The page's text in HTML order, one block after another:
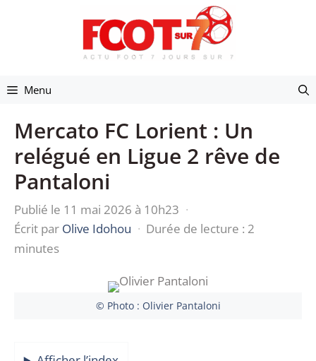
Menu
Mercato FC Lorient : Un
relégué en Ligue 2 rêve de
Pantaloni
Publié le 11 mai 2026 à 10h23 ·
Écrit par Olive Idohou · Durée de lecture : 2
minutes
© Photo : Olivier Pantaloni